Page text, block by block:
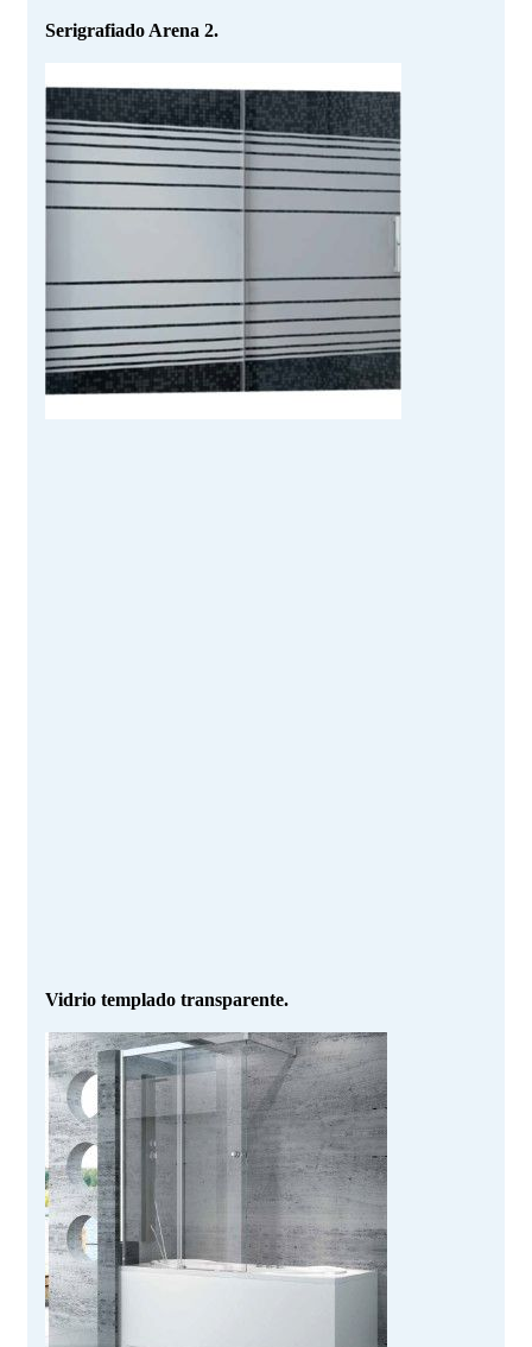
Serigrafiado Arena 2.
Vidrio templado transparente.